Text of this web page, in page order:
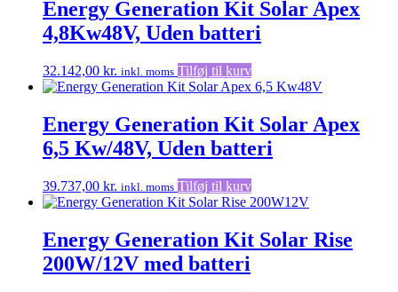
Energy Generation Kit Solar Apex
4,8Kw48V, Uden batteri
32.142,00 kr. inkl. moms Tilføj til kurv
Energy Generation Kit Solar Apex
6,5 Kw/48V, Uden batteri
39.737,00 kr. inkl. moms Tilføj til kurv
Energy Generation Kit Solar Rise
200W/12V med batteri